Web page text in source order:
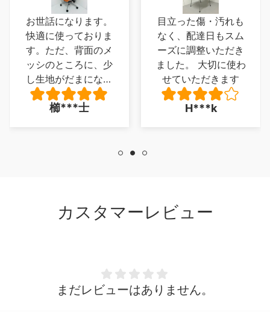
お世話になります。
快適に使っておりま
す。ただ、背面のメ
ッシのところに、少
し生地がだまになっ
ているところがあ
り、少し残念でした
櫛***士
目立った傷・汚れも
なく、配達日もスム
ーズに調整いただき
ました。 大切に使わ
せていただきます
H***k
カスタマーレビュー
まだレビューはありません。